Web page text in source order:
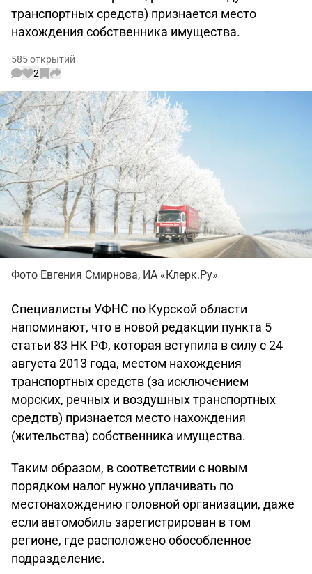
транспортных средств) признается место
нахождения собственника имущества.
585 открытий
2
Фото Евгения Смирнова, ИА «Клерк.Ру»
Специалисты УФНС по Курской области
напоминают, что в новой редакции пункта 5
статьи 83 НК РФ, которая вступила в силу с 24
августа 2013 года, местом нахождения
транспортных средств (за исключением
морских, речных и воздушных транспортных
средств) признается место нахождения
(жительства) собственника имущества.
Таким образом, в соответствии с новым
порядком налог нужно уплачивать по
местонахождению головной организации, даже
если автомобиль зарегистрирован в том
регионе, где расположено обособленное
подразделение.